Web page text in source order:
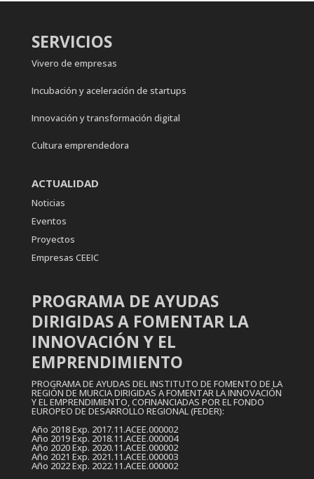
SERVICIOS
Vivero de empresas
Incubación y aceleración de startups
Innovación y transformación digital
Cultura emprendedora
ACTUALIDAD
Noticias
Eventos
Proyectos
Empresas CEEIC
PROGRAMA DE AYUDAS
DIRIGIDAS A FOMENTAR LA
INNOVACIÓN Y EL
EMPRENDIMIENTO
PROGRAMA DE AYUDAS DEL INSTITUTO DE FOMENTO DE LA
REGIÓN DE MURCIA DIRIGIDAS A FOMENTAR LA INNOVACIÓN
Y EL EMPRENDIMIENTO, COFINANCIADAS POR EL FONDO
EUROPEO DE DESARROLLO REGIONAL (FEDER):
Año 2018 Exp. 2017.11.ACEE.000002
Año 2019 Exp. 2018.11.ACEE.000004
Año 2020 Exp. 2020.11.ACEE.000002
Año 2021 Exp. 2021.11.ACEE.000003
Año 2022 Exp. 2022.11.ACEE.000002